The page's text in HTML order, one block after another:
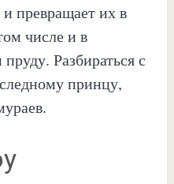
превращает их в
числе и в
Разбираться с
принцу,